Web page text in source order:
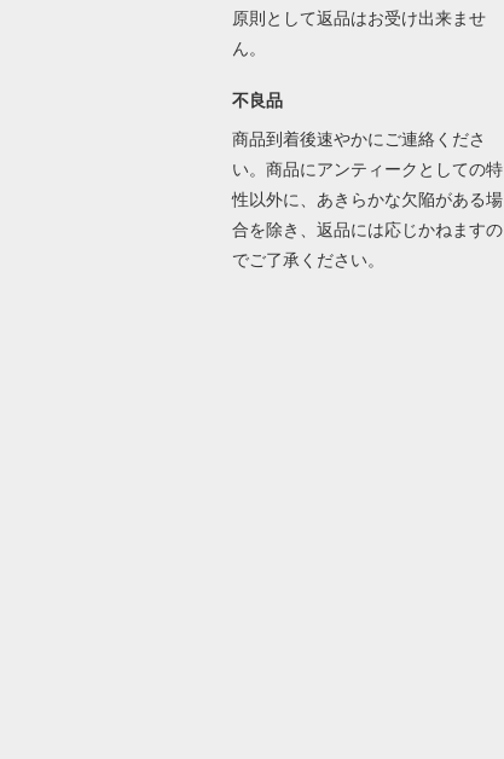
原則として返品はお受け出来ませ
ん。
不良品
商品到着後速やかにご連絡くださ
い。商品にアンティークとしての特
性以外に、あきらかな欠陥がある場
合を除き、返品には応じかねますの
でご了承ください。